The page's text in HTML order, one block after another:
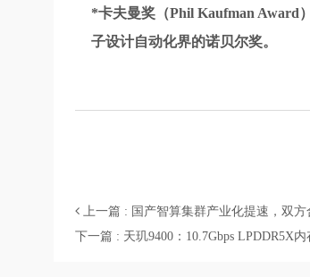
*卡夫曼奖（Phil Kaufman Award
子设计自动化界的诺贝尔奖。
上一篇 : 国产智算集群产业化提速，双方
下一篇 : 天玑9400：10.7Gbps LPDDR5X